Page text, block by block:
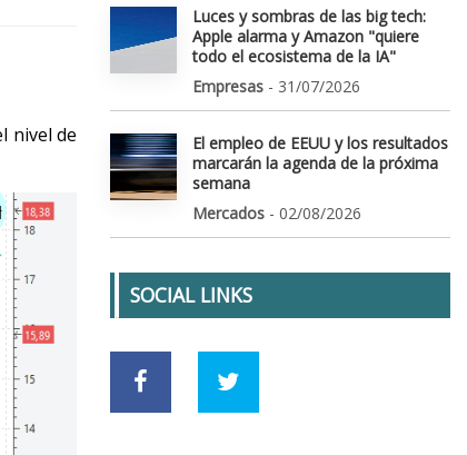
nivel de
Luces y sombras de las big tech:
Apple alarma y Amazon "quiere
todo el ecosistema de la IA"
Empresas - 31/07/2026
El empleo de EEUU y los resultados
marcarán la agenda de la próxima
semana
Mercados - 02/08/2026
SOCIAL LINKS